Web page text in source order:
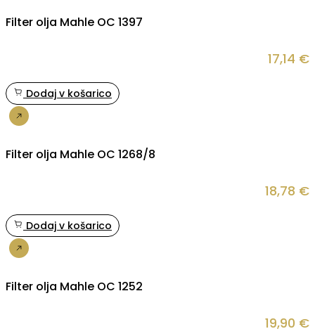
Filter olja Mahle OC 1397
17,14 €
Dodaj v košarico
Filter olja Mahle OC 1268/8
18,78 €
Dodaj v košarico
Filter olja Mahle OC 1252
19,90 €